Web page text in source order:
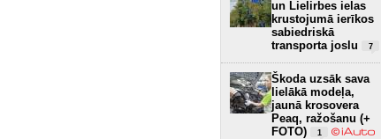
un Lielirbes ielas
krustojumā ierīkos
sabiedriskā
transporta joslu
7
Škoda uzsāk sava
lielākā modeļa,
jaunā krosovera
Peaq, ražošanu (+
FOTO)
1